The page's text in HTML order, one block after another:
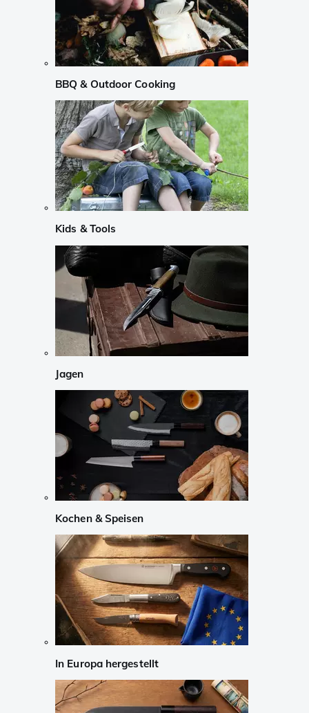
BBQ & Outdoor Cooking
Kids & Tools
Jagen
Kochen & Speisen
In Europa hergestellt